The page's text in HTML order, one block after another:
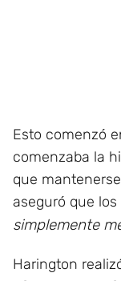
Esto comenzó
comenzaba la
que
aseguró que los
simplemente
Harington